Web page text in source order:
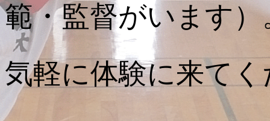
範・監督がいます）
気軽に体験に来て